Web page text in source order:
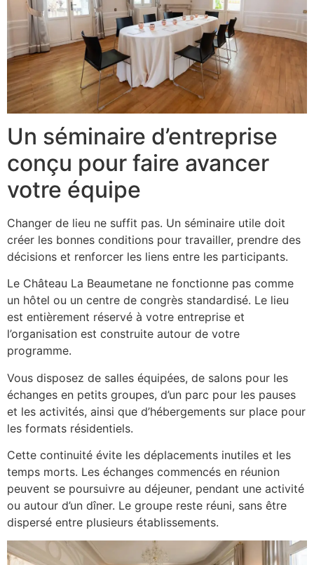
Un séminaire d’entreprise
conçu pour faire avancer
votre équipe
Changer de lieu ne suffit pas. Un séminaire utile doit
créer les bonnes conditions pour travailler, prendre des
décisions et renforcer les liens entre les participants.
Le Château La Beaumetane ne fonctionne pas comme
un hôtel ou un centre de congrès standardisé. Le lieu
est entièrement réservé à votre entreprise et
l’organisation est construite autour de votre
programme.
Vous disposez de salles équipées, de salons pour les
échanges en petits groupes, d’un parc pour les pauses
et les activités, ainsi que d’hébergements sur place pour
les formats résidentiels.
Cette continuité évite les déplacements inutiles et les
temps morts. Les échanges commencés en réunion
peuvent se poursuivre au déjeuner, pendant une activité
ou autour d’un dîner. Le groupe reste réuni, sans être
dispersé entre plusieurs établissements.